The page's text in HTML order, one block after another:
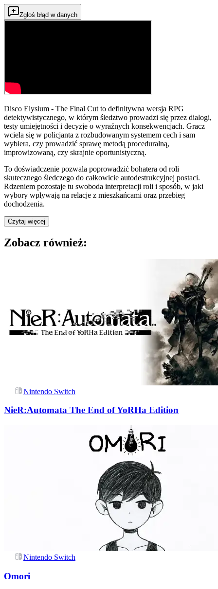
Zgłoś błąd w danych
Disco Elysium - The Final Cut to definitywna wersja RPG
detektywistycznego, w którym śledztwo prowadzi się przez dialogi,
testy umiejętności i decyzje o wyraźnych konsekwencjach. Gracz
wciela się w policjanta z rozbudowanym systemem cech i sam
wybiera, czy prowadzić sprawę metodą proceduralną,
improwizowaną, czy skrajnie oportunistyczną.
To doświadczenie pozwala poprowadzić bohatera od roli
skutecznego śledczego do całkowicie autodestrukcyjnej postaci.
Rdzeniem pozostaje tu swoboda interpretacji roli i sposób, w jaki
wybory wpływają na relacje z mieszkańcami oraz przebieg
dochodzenia.
Czytaj więcej
Zobacz również:
Nintendo Switch
NieR:Automata The End of YoRHa Edition
Nintendo Switch
Omori